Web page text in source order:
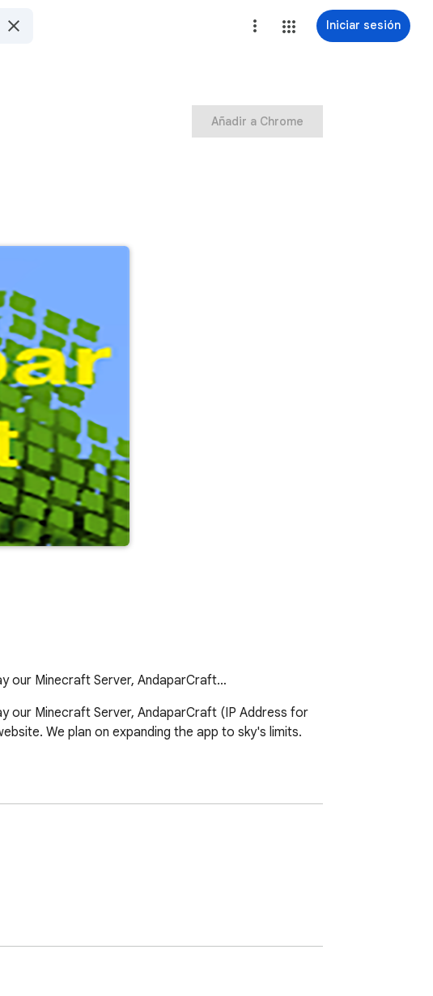
Iniciar sesión
Añadir a Chrome
our Minecraft Server, AndaparCraft…
our Minecraft Server, AndaparCraft (IP Address for
We plan on expanding the app to sky's limits.